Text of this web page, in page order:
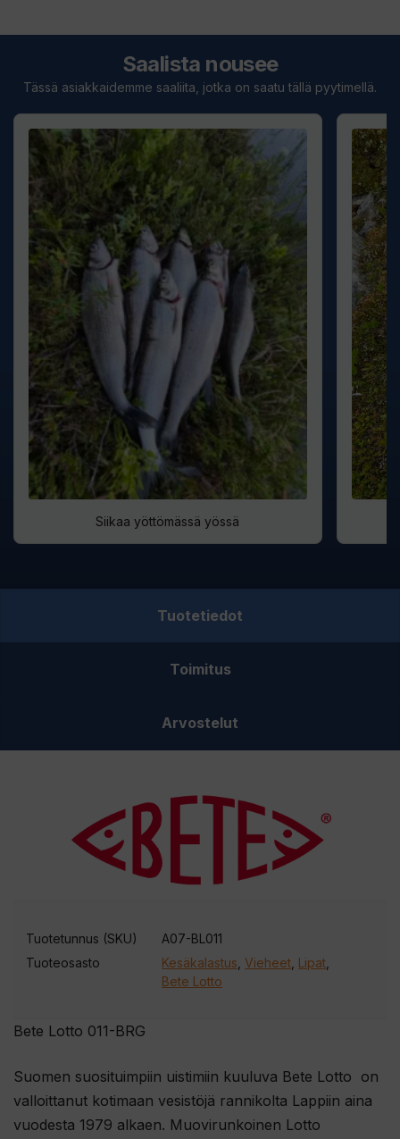
Saalista nousee
Tässä asiakkaidemme saaliita, jotka on saatu tällä pyytimellä.
Siikaa yöttömässä yössä
Tuotetiedot
Toimitus
Arvostelut
Bete Lotto 011-BRG
Suomen suosituimpiin uistimiin kuuluva Bete Lotto on
valloittanut kotimaan vesistöjä rannikolta Lappiin aina
vuodesta 1979 alkaen. Muovirunkoinen Lotto
Tuotetunnus (SKU)
A07-BL011
Tuoteosasto
Kesäkalastus,Vieheet, Lipat,
Bete Lotto